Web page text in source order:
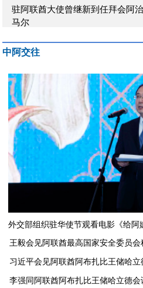
马尔
默德
中阿交往
外交部组织驻华使节观看电影《给阿
王毅会见阿联酋最高国家安全委员会
习近平会见阿联酋阿布扎比王储哈立
李强同阿联酋阿布扎比王储哈立德会